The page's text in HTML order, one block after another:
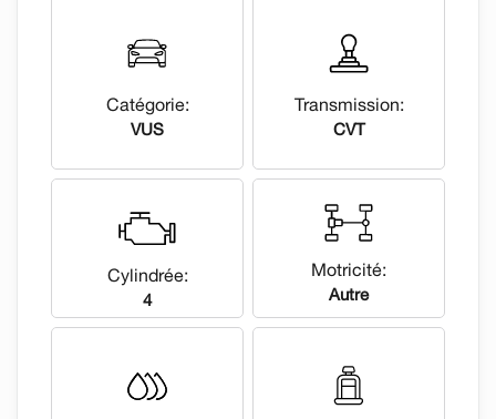
Catégorie:
VUS
Transmission:
CVT
Cylindrée:
4
Motricité:
Autre